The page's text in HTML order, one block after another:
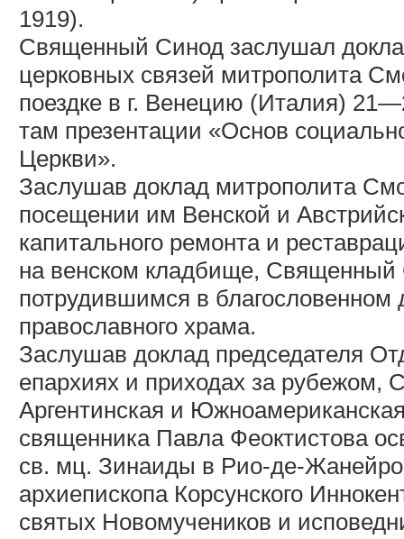
1919).
Священный Синод заслушал
церковных связей митрополита
поездке в г. Венецию (Италия)
там презентации «Основ
Церкви».
Заслушав доклад митрополита
посещении им Венской и
капитального ремонта и
на венском кладбище, Священный
потрудившимся в благословенном
православного храма.
Заслушав доклад председателя
епархиях и приходах за
Аргентинская и
священника Павла Феоктистова
св. мц. Зинаиды в Рио-де-
архиепископа Корсунского
святых Новомучеников и